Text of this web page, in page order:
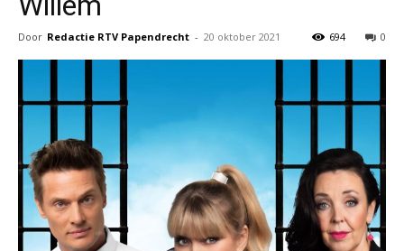
Door Redactie RTV Papendrecht - 20 oktober 2021 0
694